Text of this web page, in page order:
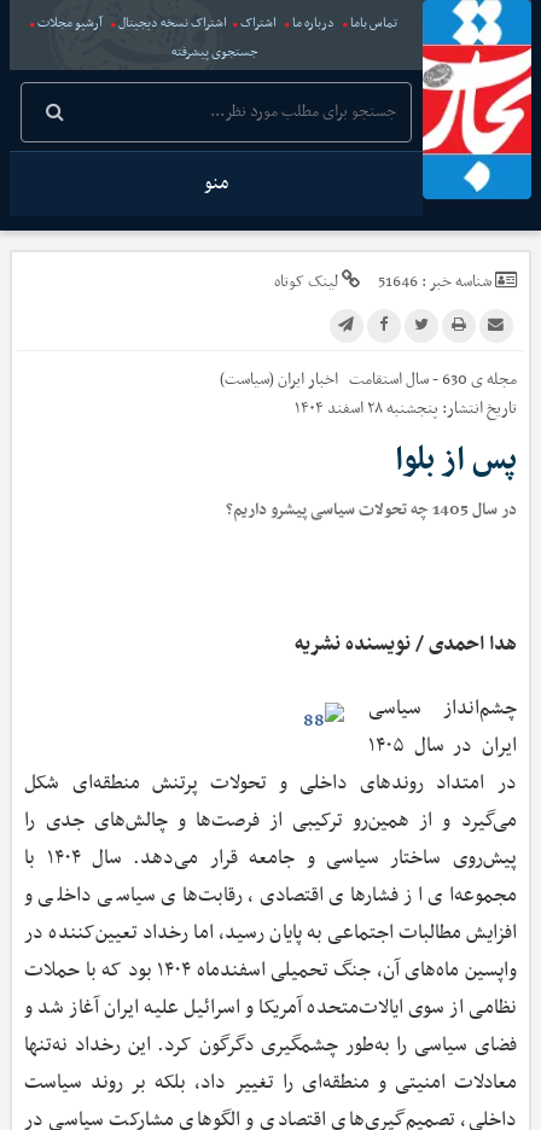
تماس باما درباره ما اشتراک اشتراک نسخه دیجیتال
آرشیو مجلات
جستجوی پیشرفته
منو
شناسه خبر :51646 لینک کوتاه
مجله ی 630 - سال استقامت اخبارایران (سیاست)
تاریخ انتشار: پنجشنبه ۲۸ اسفند ۱۴۰۴
پس از بلوا
در سال 1405 چه تحولات سیاسی پیش‏رو داریم؟
هدا احمدی / نویسنده نشریه
چشم‌انداز سیاسی
ایران در سال ۱۴۰۵
در امتداد روندهای داخلی و تحولات پرتنش منطقه‌ای شکل
می‌گیرد و از همین‌رو ترکیبی از فرصت‌ها و چالش‌های جدی را
پیش‌روی ساختار سیاسی و جامعه قرار می‌دهد. سال ۱۴۰۴ با
مجموعه‌ای از فشارهای اقتصادی، رقابت‌های سیاسی داخلی و
افزایش مطالبات اجتماعی به پایان رسید، اما رخداد تعیین‌کننده در
واپسین ماه‌های آن، جنگ تحمیلی اسفندماه ۱۴۰۴ بود که با حملات
نظامی از سوی ایالات‌متحده آمریکا و اسرائیل علیه ایران آغاز شد و
فضای سیاسی را به‌طور چشمگیری دگرگون کرد. این رخداد نه‌تنها
معادلات امنیتی و منطقه‌ای را تغییر داد، بلکه بر روند سیاست
داخلی، تصمیم‌گیری‌های اقتصادی و الگوهای مشارکت سیاسی در